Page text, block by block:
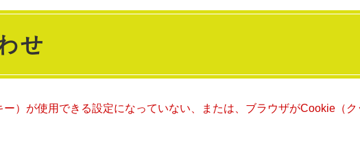
せ
）が使用できる設定になっていない、または、ブラウザがCookie（